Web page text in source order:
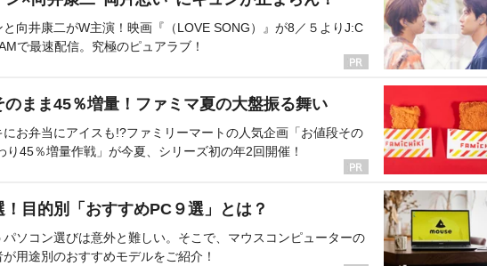
向井康二がW主演！映画『（LOVE SONG）』が8／５よりJ:C
で最速配信。究極のピュアラブ！
のまま45％増量！ファミマ夏の大盤振る舞い
にお弁当にアイスも!?ファミリーマートの人気企画「お値段その
り45％増量作戦」が今夏、シリーズ初の年2回開催！
！目的別「おすすめPC９選」とは？
パソコン選びは意外と難しい。そこで、マウスコンピューターの
用途別のおすすめモデルをご紹介！